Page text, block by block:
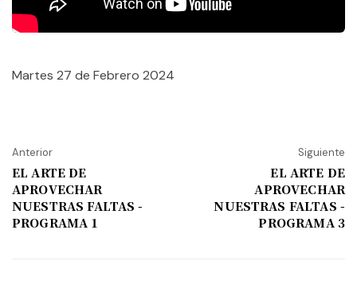
Martes 27 de Febrero 2024
Anterior
EL ARTE DE
APROVECHAR
NUESTRAS FALTAS -
PROGRAMA 1
Siguiente
EL ARTE DE
APROVECHAR
NUESTRAS FALTAS -
PROGRAMA 3